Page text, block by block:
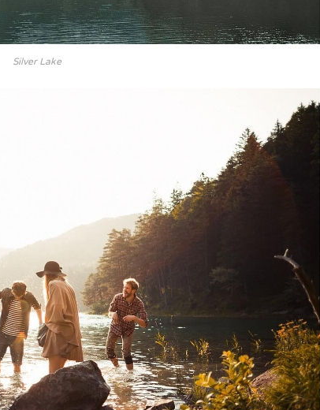
Silver Lake